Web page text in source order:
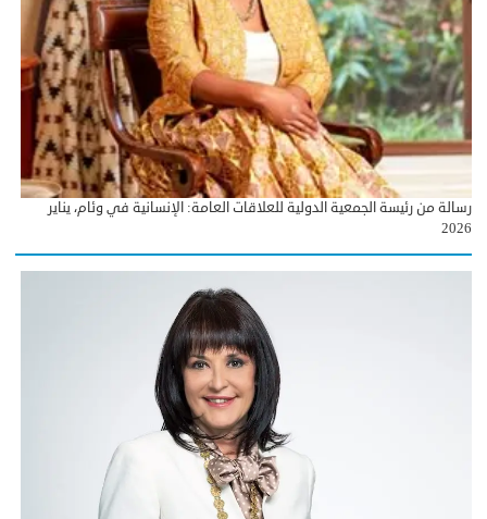
رسالة من رئيسة الجمعية الدولية للعلاقات العامة: الإنسانية في وئام، يناير
2026